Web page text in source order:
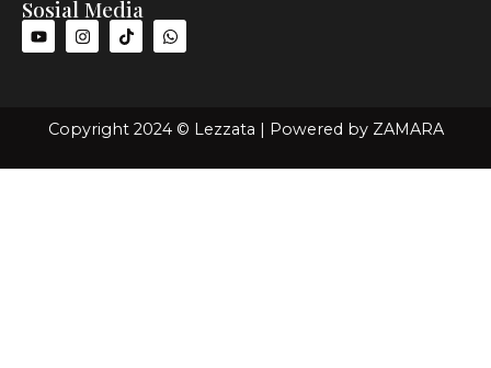
Sosial Media
Copyright 2024 © Lezzata | Powered by ZAMARA